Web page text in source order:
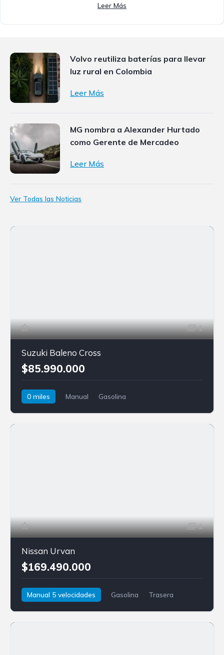
Leer Más
Volvo reutiliza baterías para llevar
luz rural en Colombia
Leer Más
MG nombra a Alexander Hurtado
como Gerente de Mercadeo
Leer Más
Ver Todas las Noticias
1
Suzuki Baleno Cross
$85.990.000
0 miles Manual
Gasolina
1
Nissan Urvan
$169.490.000
Manual 5 velocidades Gasolina
Trasera